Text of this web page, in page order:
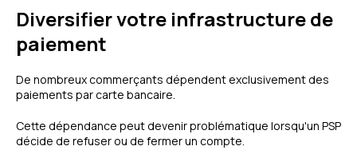
Diversifier votre infrastructure de
paiement
De nombreux commerçants dépendent exclusivement des
paiements par carte bancaire.
Cette dépendance peut devenir problématique lorsqu'un PSP
décide de refuser ou de fermer un compte.